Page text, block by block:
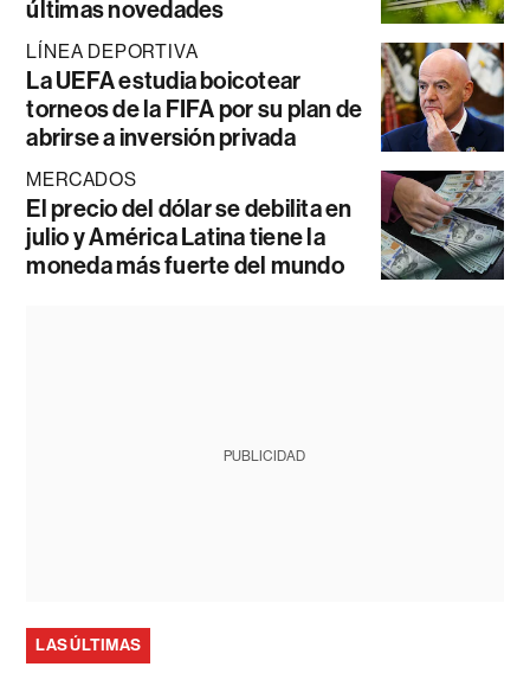
últimas novedades
LÍNEA DEPORTIVA
La UEFA estudia boicotear
torneos de la FIFA por su plan de
abrirse a inversión privada
MERCADOS
El precio del dólar se debilita en
julio y América Latina tiene la
moneda más fuerte del mundo
PUBLICIDAD
LAS ÚLTIMAS